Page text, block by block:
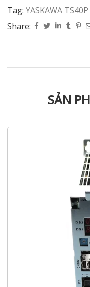
Tag: YASKAWA
Share:
SẢN